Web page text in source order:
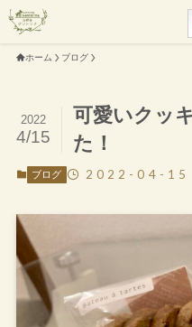
ホーム ブログ
可愛いクッ
た！
2022
4/15
ブログ 2022-04-15